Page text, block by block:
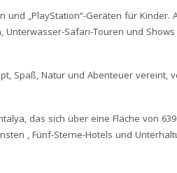
„PlayStation“-Geräten für
Safari-Touren und
Spaß, Natur und Abenteuer vereint,
das sich über eine Fläche von
, Fünf-Sterne-Hotels und